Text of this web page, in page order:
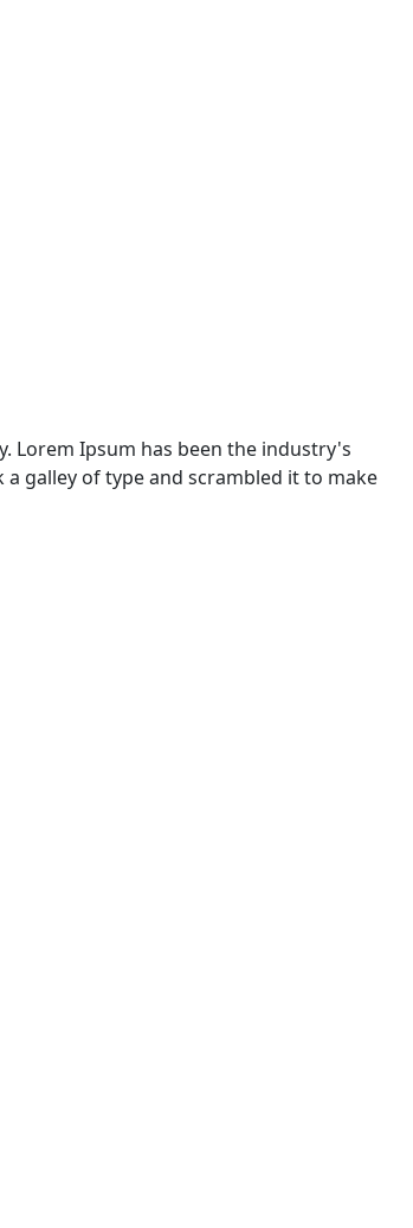
Lorem Ipsum has been the industry's
galley of type and scrambled it to make